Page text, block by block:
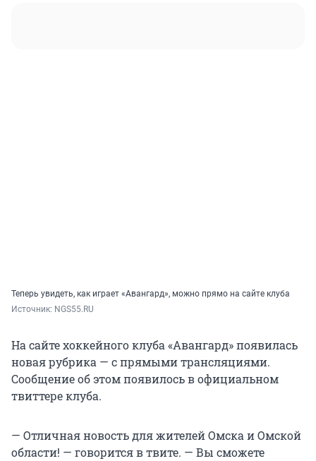
Теперь увидеть, как играет «Авангард», можно прямо на сайте клуба
Источник: NGS55.RU
На сайте хоккейного клуба «Авангард» появилась
новая рубрика — с прямыми трансляциями.
Сообщение об этом появилось в официальном
твиттере клуба.
— Отличная новость для жителей Омска и Омской
области! — говорится в твите. — Вы сможете